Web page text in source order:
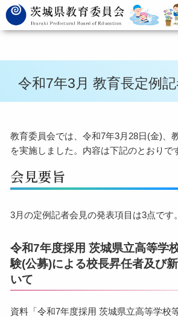
令和7年3月 教育長定例
教育委員会では、令和7年3月28日(金)、
を実施しました。内容は下記のとおりで
会見要旨
3月の定例記者会見の発表項目は3点です。
令和7年度採用 茨城県立高等学
験(公募)による校長昇任者及び
いて
資料「令和7年度採用 茨城県立高等学校